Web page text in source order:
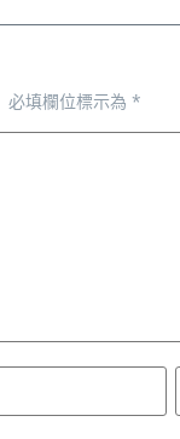
必填欄位標示為 *